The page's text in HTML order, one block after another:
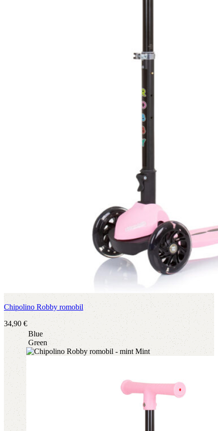
Chipolino Robby romobil
34,90 €
Blue
Green
Mint